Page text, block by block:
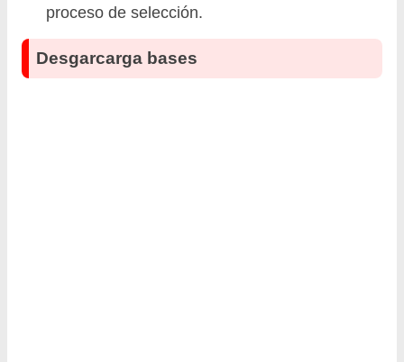
proceso de selección.
Desgarcarga bases